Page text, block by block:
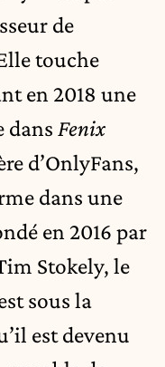
de
touche
en 2018 une
dans Fenix
d’OnlyFans,
dans une
en 2016 par
Stokely, le
sous la
est devenu